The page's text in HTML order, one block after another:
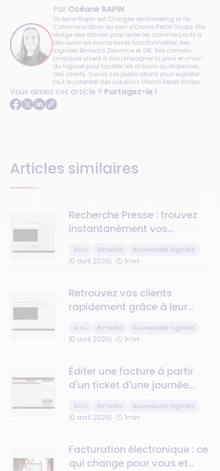
Par Océane RAPIN
Océane Rapin est Chargée de Marketing et de
Communication au sein d’Orisha Retail Shops. Elle
rédige des articles pour aider les commerçants à
découvrir les nombreuses fonctionnalités des
logiciels Bimedia, Devance et G8. Ses conseils
pratiques visent à accompagner la prise en main
du logiciel pour faciliter les actions quotidiennes
des clients. Suivez ses publications pour exploiter
tout le potentiel des solutions Orisha Retail Shops.
Vous aimez cet article ? Partagez-le !
Articles similaires
Recherche Presse : trouvez
instantanément vos
Actu Bimedia Nouveautés logiciels
10 avril 2026 1min
Retrouvez vos clients
rapidement grâce à leur
Actu Bimedia Nouveautés logiciels
10 avril 2026 1min
Éditer une facture à partir
d'un ticket d'une journée
possible !
Actu Bimedia Nouveautés logiciels
10 avril 2026 1min
Facturation électronique : ce
qui change pour vous et